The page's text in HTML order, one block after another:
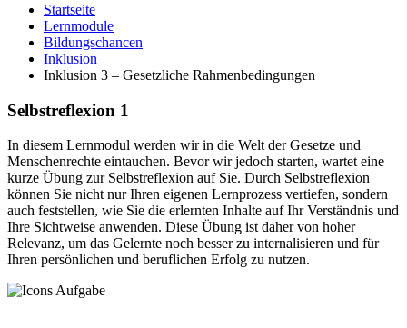
Startseite
Lernmodule
Bildungschancen
Inklusion
Inklusion 3 – Gesetzliche Rahmenbedingungen
Selbstreflexion 1
In diesem Lernmodul werden wir in die Welt der Gesetze und
Menschenrechte eintauchen. Bevor wir jedoch starten, wartet eine
kurze Übung zur Selbstreflexion auf Sie. Durch Selbstreflexion
können Sie nicht nur Ihren eigenen Lernprozess vertiefen, sondern
auch feststellen, wie Sie die erlernten Inhalte auf Ihr Verständnis und
Ihre Sichtweise anwenden. Diese Übung ist daher von hoher
Relevanz, um das Gelernte noch besser zu internalisieren und für
Ihren persönlichen und beruflichen Erfolg zu nutzen.